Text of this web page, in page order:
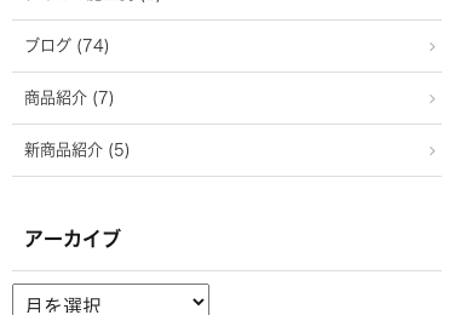
ブログ (74)
商品紹介 (7)
新商品紹介 (5)
アーカイブ